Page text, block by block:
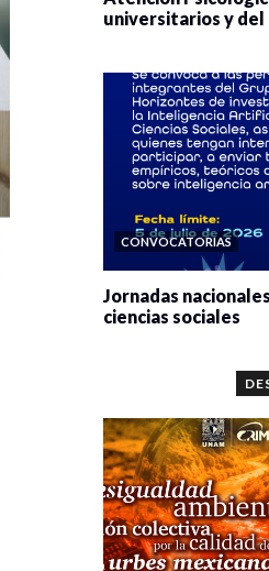
universitarios y
CONVOCATORIAS
Jornadas
ciencias sociales